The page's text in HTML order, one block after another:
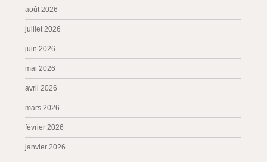
août 2026
juillet 2026
juin 2026
mai 2026
avril 2026
mars 2026
février 2026
janvier 2026